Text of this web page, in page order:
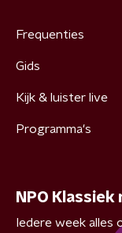
Frequenties
Gids
Kijk & luister live
Programma's
NPO
Iedere week alles